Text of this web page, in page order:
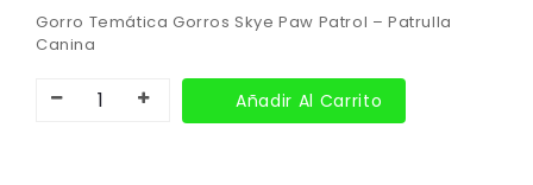
Gorro Temática Gorros Skye Paw Patrol – Patrulla
Canina
Añadir Al Carrito